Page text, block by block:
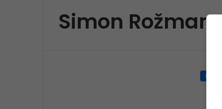
Simon Rožman